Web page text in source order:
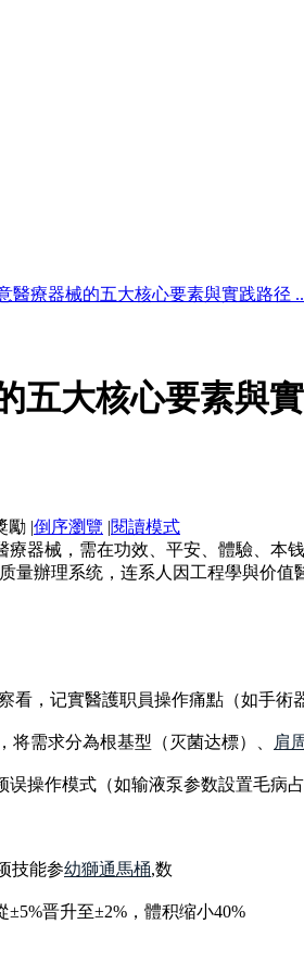
醫療器械的五大核心要素與實践路径
五大核心要素與
|倒序瀏覽 |閱讀模式
器械，需在功效、平安、體驗、
量辦理系统，连系人因工程學與价
看，记實醫護职員操作痛點（如手術
将需求分為根基型（灭菌达標）、 肩
操作模式（如输液泵参数設置毛病占
技能参幼獅通馬桶,数
晋升至±2%，體积缩小40%